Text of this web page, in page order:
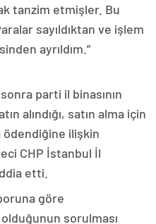
tanzim etmişler. Bu
sayıldıktan ve işlem
ayrıldım.”
parti il binasının
alındığı, satın alma için
ödendiğine ilişkin
CHP İstanbul İl
etti.
göre
sorulması